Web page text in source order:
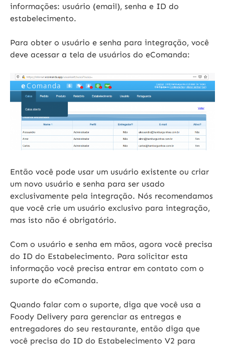
informações: usuário (email), senha e ID do
estabelecimento.
Para obter o usuário e senha para integração, você
deve acessar a tela de usuários do eComanda:
Então você pode usar um usuário existente ou criar
um novo usuário e senha para ser usado
exclusivamente pela integração. Nós recomendamos
que você crie um usuário exclusivo para integração,
mas isto não é obrigatório.
Com o usuário e senha em mãos, agora você precisa
do ID do Estabelecimento. Para solicitar esta
informação você precisa entrar em contato com o
suporte do eComanda.
Quando falar com o suporte, diga que você usa a
Foody Delivery para gerenciar as entregas e
entregadores do seu restaurante, então diga que
você precisa do ID do Estabelecimento V2 para